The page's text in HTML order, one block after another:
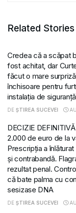
Related Stories
Credea că a scăpat
fost achitat, dar
făcut o mare
închisoare pentru
instalația de
DE ȘTIREA SUCEVEI
DECIZIE
2.000 de euro de la
Prescripția a
și contrabandă.
rezultat penal.
că bate palma cu
sesizase DNA
DE ȘTIREA SUCEVEI